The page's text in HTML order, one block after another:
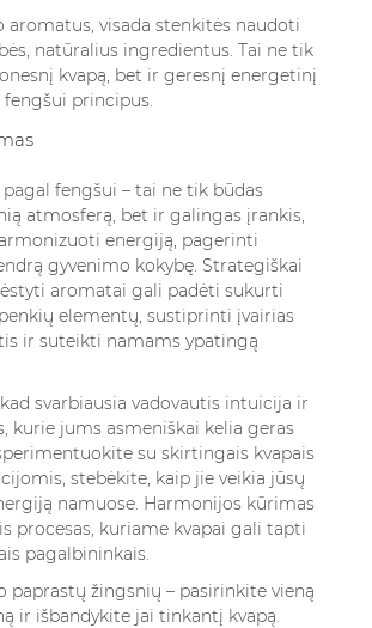
aromatus, visada stenkitės naudoti
natūralius ingredientus. Tai ne tik
kvapą, bet ir geresnį energetinį
principus.
fengšui – tai ne tik būdas
atmosferą, bet ir galingas įrankis,
energiją, pagerinti
gyvenimo kokybę. Strategiškai
aromatai gali padėti sukurti
elementų, sustiprinti įvairias
ir suteikti namams ypatingą
svarbiausia vadovautis intuicija ir
kurie jums asmeniškai kelia geras
su skirtingais kvapais
stebėkite, kaip jie veikia jūsų
namuose. Harmonijos kūrimas
procesas, kuriame kvapai gali tapti
pagalbininkais.
paprastų žingsnių – pasirinkite vieną
ir išbandykite jai tinkantį kvapą.